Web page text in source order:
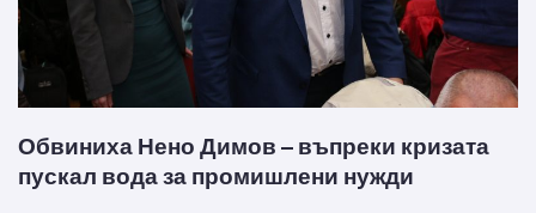
Обвиниха Нено Димов – въпреки кризата
пускал вода за промишлени нужди